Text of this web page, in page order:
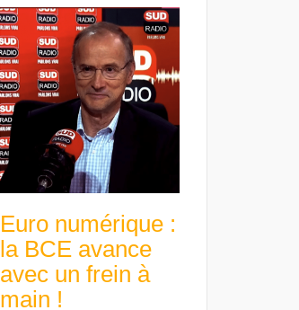
Euro numérique :
la BCE avance
avec un frein à
main !